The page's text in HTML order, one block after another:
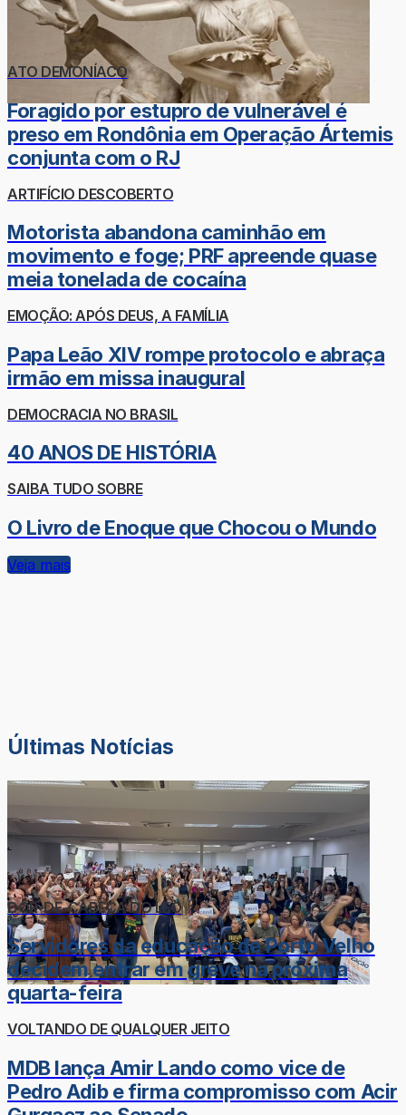
ATO DEMONÍACO
Foragido por estupro de vulnerável é
preso em Rondônia em Operação Ártemis
conjunta com o RJ
ARTIFÍCIO DESCOBERTO
Motorista abandona caminhão em
movimento e foge; PRF apreende quase
meia tonelada de cocaína
EMOÇÃO: APÓS DEUS, A FAMÍLIA
Papa Leão XIV rompe protocolo e abraça
irmão em missa inaugural
DEMOCRACIA NO BRASIL
40 ANOS DE HISTÓRIA
SAIBA TUDO SOBRE
O Livro de Enoque que Chocou o Mundo
Veja mais
Últimas Notícias
DOR-DE-CABEÇA DO LÉO
Servidores da educação de Porto Velho
decidem entrar em greve na próxima
quarta-feira
VOLTANDO DE QUALQUER JEITO
MDB lança Amir Lando como vice de
Pedro Adib e firma compromisso com Acir